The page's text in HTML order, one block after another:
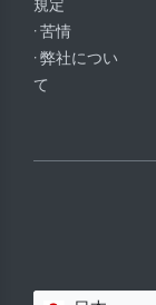
規定
· 苦情
· 弊社につい
て